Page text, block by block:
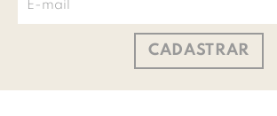
CADASTRAR